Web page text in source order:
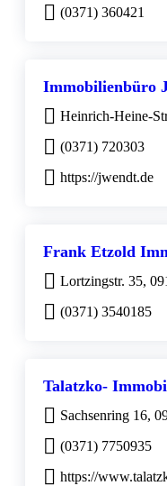
(0371) 360421
Immobilienbüro
Heinrich-Heine-
(0371) 720303
https://jwendt.de
Frank Etzold
Lortzingstr. 35,
(0371) 3540185
Talatzko-
Sachsenring 16,
(0371) 7750935
https://